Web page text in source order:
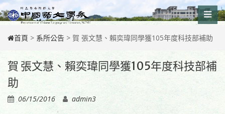
Skip
to
content
首頁 > 系所公告 > 賀 張文慧、賴奕瑋同學獲105年度科技部補助
賀 張文慧、賴奕瑋同學獲105年度科技部補
助
06/15/2016 admin3